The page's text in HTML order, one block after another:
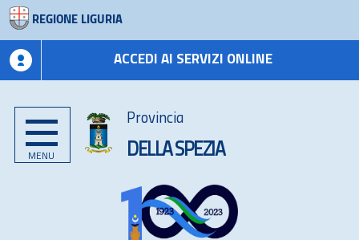
REGIONE LIGURIA
ACCEDI AI SERVIZI ONLINE
MENU
Provincia
DELLA SPEZIA